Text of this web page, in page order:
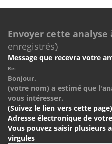
Envoyer cette analyse
enregistrés)
Message que recevra votre
Re:
Bonjour.
(votre nom) a estimé que
vous intéresser.
(Suivez le lien vers cette page)
Adresse électronique de
Vous pouvez saisir plusieurs
virgules